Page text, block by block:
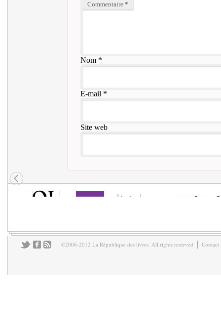
Commentaire *
Nom*
E-mail *
Site web
©2006-2012 La République des livres. All rights reserved Contact